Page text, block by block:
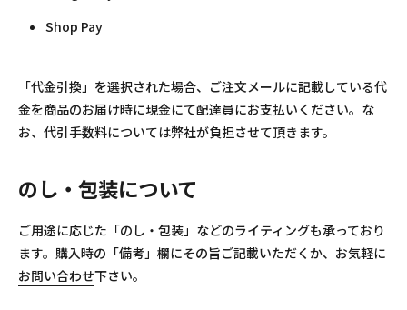
Shop Pay
「代金引換」を選択された場合、ご注文メールに記載している代
金を商品のお届け時に現金にて配達員にお支払いください。な
お、代引手数料については弊社が負担させて頂きます。
のし・包装について
ご用途に応じた「のし・包装」などのライティングも承っており
ます。購入時の「備考」欄にその旨ご記載いただくか、お気軽に
お問い合わせ下さい。